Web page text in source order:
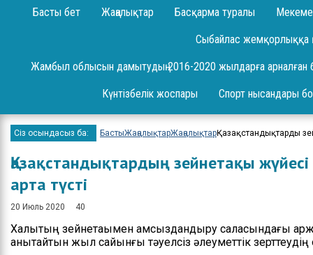
Басты бет Жаңалықтар
Басқарма туралы
Декларация жариялау
Сұрақ-жауап
Жоба
Шаралар
Бюджет
Спорт жетістіктері
Сыбайлас жемқорлыққа
Жамбыл облысын дамытудың 2016-2020 жылдарға арналған
Күнтізбелік жоспары Спорт нысандары
Сіз осындасыз ба: БастыЖаңалықтарЖаңалықтарҚазақстандықтардың
Қазақстандықтардың зейнетақы
арта түсті
20 Июль 2020 40
Халықтың зейнетақымен қамсыздандыру саласындағы
анықтайтын жыл сайынғы тәуелсіз әлеуметтік